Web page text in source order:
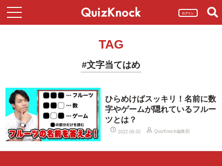
ログイン
TAG
#文字当てはめ
ひらめけばスッキリ！名前に数
字やゲームが隠れているフルー
ツとは？
2022.09.02 QuizKnock編集部